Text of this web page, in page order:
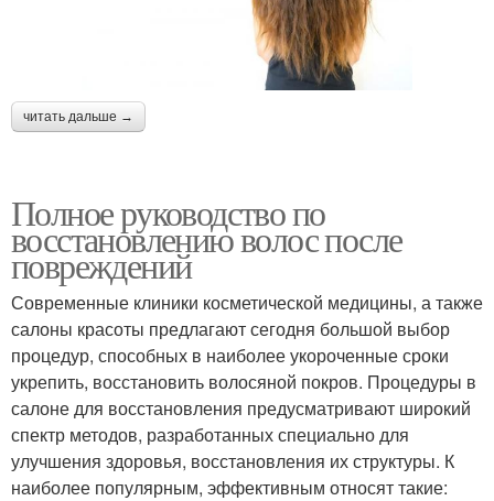
читать дальше →
Полное руководство по
восстановлению волос после
повреждений
Современные клиники косметической медицины, а также
салоны красоты предлагают сегодня большой выбор
процедур, способных в наиболее укороченные сроки
укрепить, восстановить волосяной покров. Процедуры в
салоне для восстановления предусматривают широкий
спектр методов, разработанных специально для
улучшения здоровья, восстановления их структуры. К
наиболее популярным, эффективным относят такие: